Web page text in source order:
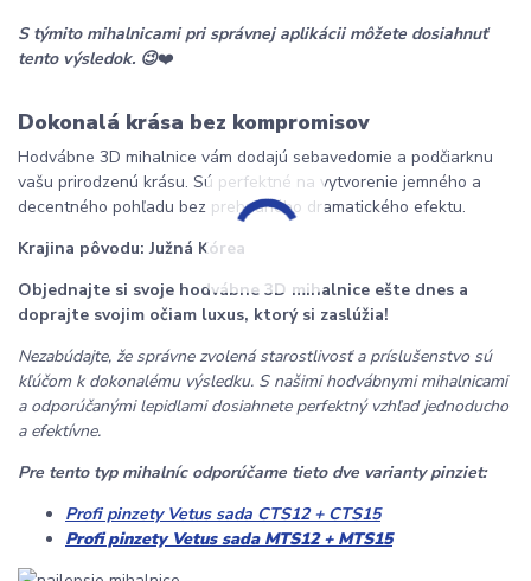
S týmito mihalnicami pri správnej aplikácii môžete dosiahnuť
tento výsledok. 😉❤️
Dokonalá krása bez kompromisov
Hodvábne 3D mihalnice vám dodajú sebavedomie a podčiarknu
vašu prirodzenú krásu. Sú perfektné na vytvorenie jemného a
decentného pohľadu bez prehnaného dramatického efektu.
Krajina pôvodu: Južná Kórea
Objednajte si svoje hodvábne 3D mihalnice ešte dnes a
doprajte svojim očiam luxus, ktorý si zaslúžia!
Nezabúdajte, že správne zvolená starostlivosť a príslušenstvo sú
kľúčom k dokonalému výsledku. S našimi hodvábnymi mihalnicami
a odporúčanými lepidlami dosiahnete perfektný vzhľad jednoducho
a efektívne.
Pre tento typ mihalníc odporúčame tieto dve varianty pinziet:
Profi pinzety Vetus sada CTS12 + CTS15
Profi pinzety Vetus sada MTS12 + MTS15